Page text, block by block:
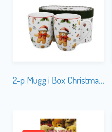
2-p Mugg i Box Christmas Cuties Bear